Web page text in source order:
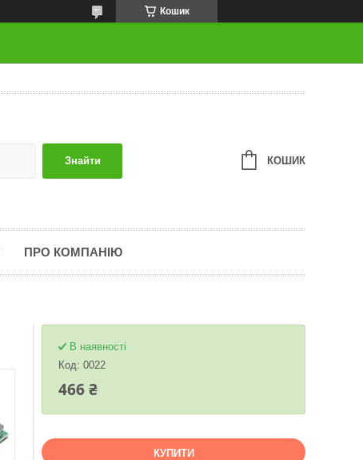
Кошик
Знайти КОШИК
ПРО КОМПАНІЮ
В наявності
Код: 0022
466 ₴
КУПИТИ